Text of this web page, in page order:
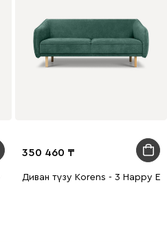
350 460
Диван түзу Korens - 3 Happy